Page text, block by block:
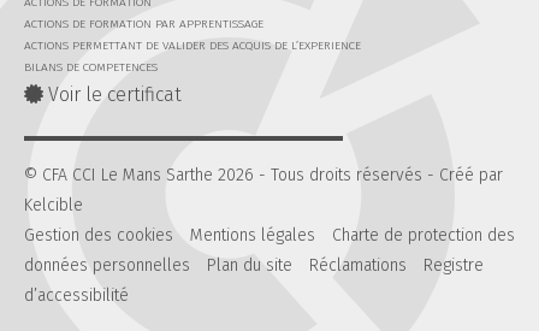
ACTIONS DE FORMATION PAR APPRENTISSAGE
ACTIONS PERMETTANT DE VALIDER DES ACQUIS DE L’EXPERIENCE
BILANS DE COMPETENCES
Voir le certificat
© CFA CCI Le Mans Sarthe 2026 - Tous droits réservés - Créé par
Kelcible
Gestion des cookies
Mentions légales
Charte de protection des
données personnelles
Plan du site Réclamations
Registre
d’accessibilité